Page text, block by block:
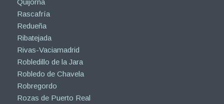
Quijorna
Rascafría
Redueña
Ribatejada
Rivas-Vaciamadrid
Robledillo de la Jara
Robledo de Chavela
Robregordo
Rozas de Puerto Real